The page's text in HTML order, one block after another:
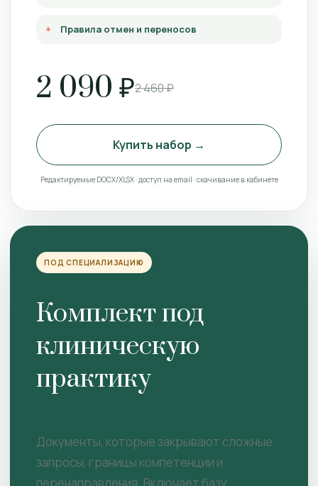
Правила отмен и переносов
2 090 ₽2 460 ₽
Купить набор →
Редактируемые DOCX/XLSX · доступ на email · скачивание в кабинете
ПОД СПЕЦИАЛИЗАЦИЮ
Комплект под
клиническую
практику
Документы, которые закрывают сложные
запросы, границы компетенции и